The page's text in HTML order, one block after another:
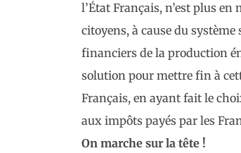
l’État Français, n’est plus
citoyens, à cause du
financiers de la production
solution pour mettre fin à
Français, en ayant fait le
aux impôts payés par les
On marche sur la tête !